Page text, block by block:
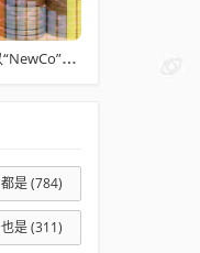
恒瑞医药以“NewCo”形式出海 潜在交易金额超10亿美元
都是(784)
也是(311)